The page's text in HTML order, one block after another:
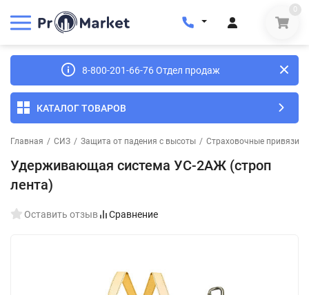
0
8-800-201-66-76 Отдел продаж
КАТАЛОГ ТОВАРОВ
Главная / СИЗ / Защита от падения с высоты / Страховочные привязи
Удерживающая система УС-2АЖ (строп
лента)
Оставить отзыв Сравнение